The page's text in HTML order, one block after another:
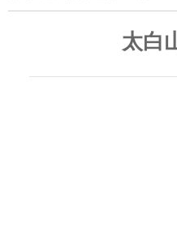
太白